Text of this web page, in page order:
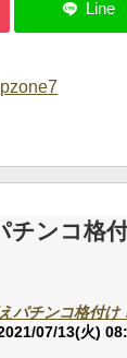
チンコ格
パチンコ格付
07/13(火)